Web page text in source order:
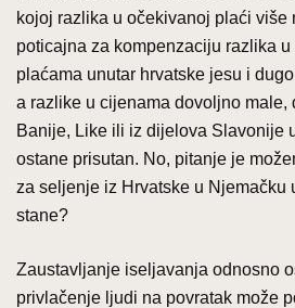
kojoj razlika u očekivanoj plaći više
poticajna za kompenzaciju razlika
plaćama unutar hrvatske jesu i
a razlike u cijenama dovoljno male,
Banije, Like ili iz dijelova Slavonije
ostane prisutan. No, pitanje je
za seljenje iz Hrvatske u Njemačku
stane?
Zaustavljanje iseljavanja odnosno
privlačenje ljudi na povratak može